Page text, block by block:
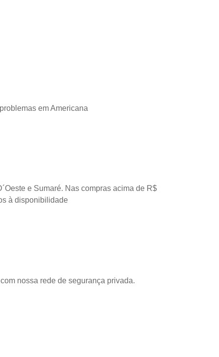
em Americana
e Sumaré. Nas compras acima de R$
à disponibilidade
nossa rede de segurança privada.